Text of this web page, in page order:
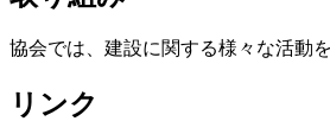
協会では、建設に関する様々な活動
リンク